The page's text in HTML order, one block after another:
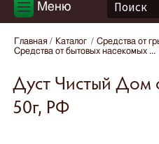
Меню
Главная Каталог
Средства от
Средства от бытовых насекомых ...
Дуст Чистый Дом
50г, РФ